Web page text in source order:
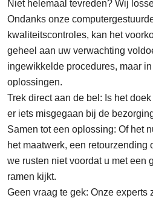
Niet helemaal tevreden? Wij
Ondanks onze
kwaliteitscontroles, kan het
geheel aan uw verwachting
ingewikkelde procedures, maar
oplossingen.
Trek direct aan de bel: Is het
er iets misgegaan bij de
Samen tot een oplossing: Of het
het maatwerk, een retourzending
we rusten niet voordat u met een
ramen kijkt.
Geen vraag te gek: Onze experts